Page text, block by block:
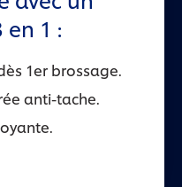
1 :
1er brossage.
anti-tache.